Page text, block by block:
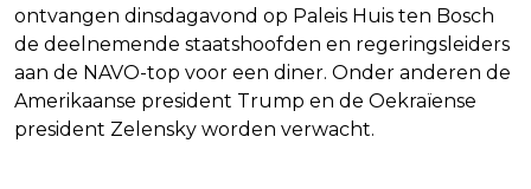
ontvangen dinsdagavond op Paleis Huis ten Bosch
de deelnemende staatshoofden en regeringsleiders
aan de NAVO-top voor een diner. Onder anderen de
Amerikaanse president Trump en de Oekraïense
president Zelensky worden verwacht.